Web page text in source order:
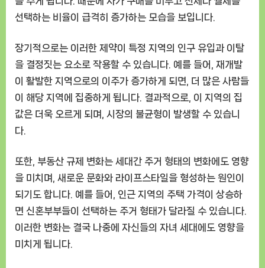
선택하는 비율이 급격히 증가하는 모습을 보입니다.
장기적으로는 이러한 제약이 특정 지역의 인구 유입과 이탈
을 결정짓는 요소로 작용할 수 있습니다. 예를 들어, 재개발
이 활발한 지역으로의 이주가 증가하게 되면, 더 많은 사람들
이 해당 지역에 집중하게 됩니다. 결과적으로, 이 지역의 집
값은 더욱 오르게 되며, 시장의 불균형이 발생할 수 있습니
다.
또한, 부동산 규제 변화는 세대간 주거 형태의 변화에도 영향
을 미치며, 새로운 문화와 라이프스타일을 형성하는 원인이
되기도 합니다. 예를 들어, 인근 지역의 주택 가격이 상승하
면 신혼부부들이 선택하는 주거 형태가 달라질 수 있습니다.
이러한 변화는 결국 나중에 자신들의 자녀 세대에도 영향을
미치게 됩니다.